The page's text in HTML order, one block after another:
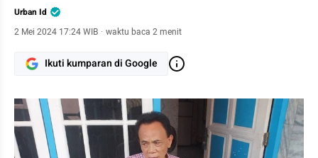
Urban Id
2 Mei 2024 17:24 WIB · waktu baca 2 menit
Ikuti kumparan di Google